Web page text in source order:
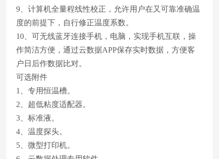
9、计算机全量程线性校正，允许用户在又可靠准确温
度的前提下，自行修正温度系数。
10、可无线蓝牙连接手机，电脑，实现手机互联，操
作简洁方便，通过云数据APP保存实时数据，方便客
户日后作数据比对。
可选附件
1、专用恒温槽。
2、超低粘度适配器。
3、标准液。
4、温度探头。
5、微型打印机。